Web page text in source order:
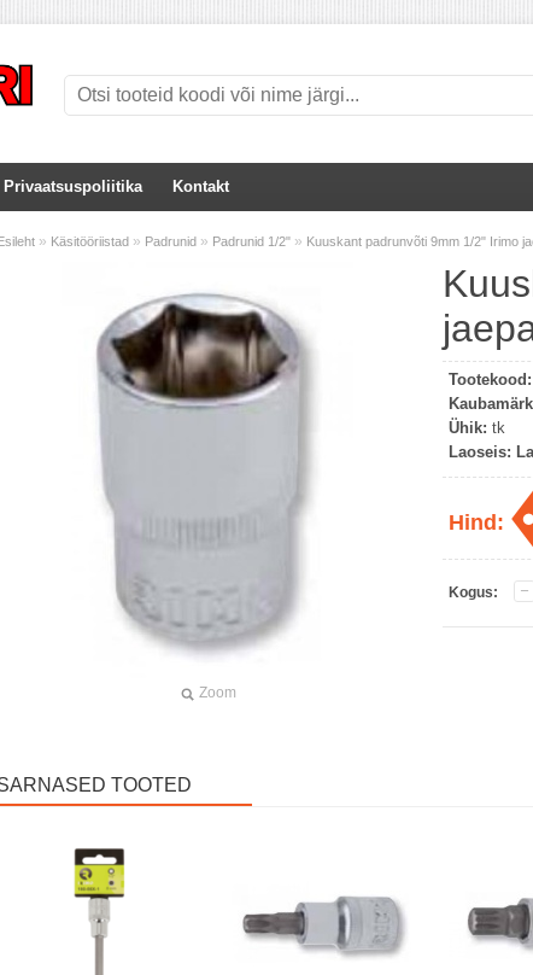
Privaatsuspoliitika Kontakt
» Käsitööriistad » Padrunid » Padrunid 1/2" » Kuuskant padrunvõti 9mm 1/2" Irimo
Zoom
Tootekood:
Ühik: tk
Laoseis:
Hind:
Kogus:
TOOTED